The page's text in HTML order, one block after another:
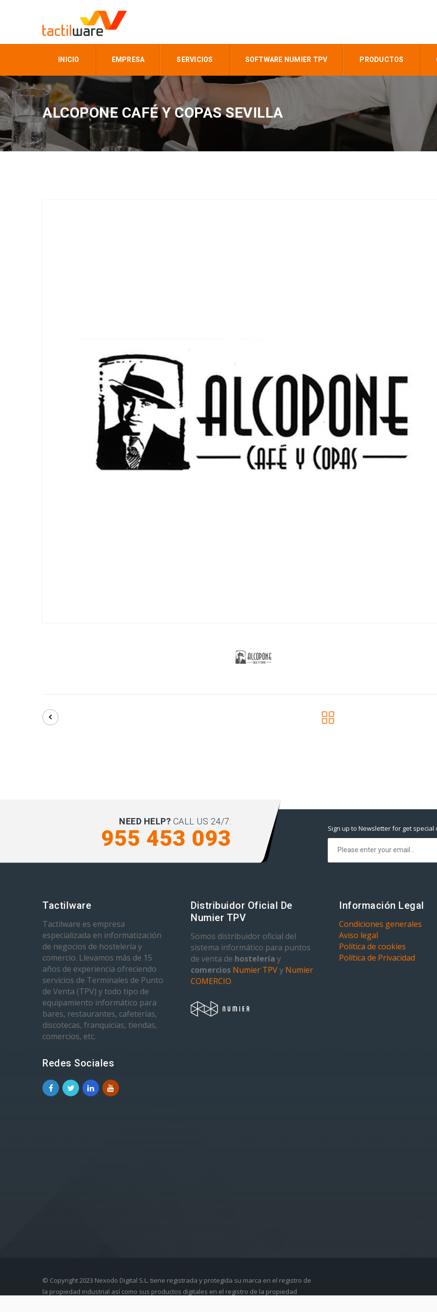
INICIO EMPRESA SERVICIOS SOFTWARE NUMIER TPV PRODUCTOS
ALCOPONE CAFÉ Y COPAS SEVILLA
NEED HELP? CALL US 24/7:
955 453 093 Sign up to Newsletter for get special
Tactilware
Tactilware es empresa
especializada en informatización
de negocios de hostelería y
comercio. Llevamos más de 15
años de experiencia ofreciendo
servicios de Terminales de Punto
de Venta (TPV) y todo tipo de
equipamiento informático para
bares, restaurantes, cafeterías,
discotecas, franquicias, tiendas,
comercios, etc.
Redes Sociales
Distribuidor Oficial De
Numier TPV
Somos distribuidor oficial del
sistema informático para puntos
de venta de hostelería y
comercios Numier TPVy Numier
COMERCIO.
Información Legal
Condiciones generales
Aviso legal
Política de cookies
Política de Privacidad
© Copyright 2023 Nexodo Digital S.L. tiene registrada y protegida su marca en el registro de
la propiedad industrial así como sus productos digitales en el registro de la propiedad